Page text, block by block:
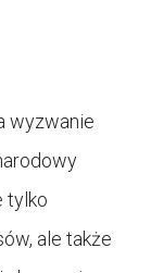
wyzwanie
tylko
ale także